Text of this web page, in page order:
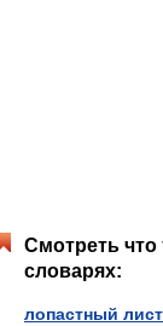
Смотреть
словарях:
лопастный лист